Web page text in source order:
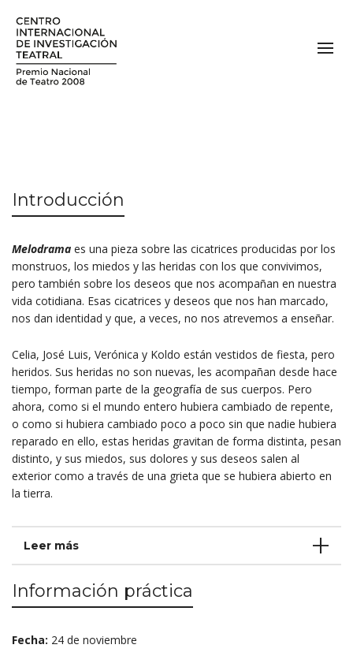
Introducción
Melodrama es una pieza sobre las cicatrices producidas por los
monstruos, los miedos y las heridas con los que convivimos,
pero también sobre los deseos que nos acompañan en nuestra
vida cotidiana. Esas cicatrices y deseos que nos han marcado,
nos dan identidad y que, a veces, no nos atrevemos a enseñar.
Celia, José Luis, Verónica y Koldo están vestidos de fiesta, pero
heridos. Sus heridas no son nuevas, les acompañan desde hace
tiempo, forman parte de la geografía de sus cuerpos. Pero
ahora, como si el mundo entero hubiera cambiado de repente,
o como si hubiera cambiado poco a poco sin que nadie hubiera
reparado en ello, estas heridas gravitan de forma distinta, pesan
distinto, y sus miedos, sus dolores y sus deseos salen al
exterior como a través de una grieta que se hubiera abierto en
la tierra.
Leer más
Información práctica
Fecha: 24 de noviembre